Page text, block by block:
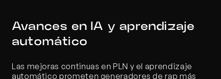
Avances en IA y aprendizaje
automático
Las mejoras continuas en PLN y el aprendizaje
automático prometen generadores de rap más